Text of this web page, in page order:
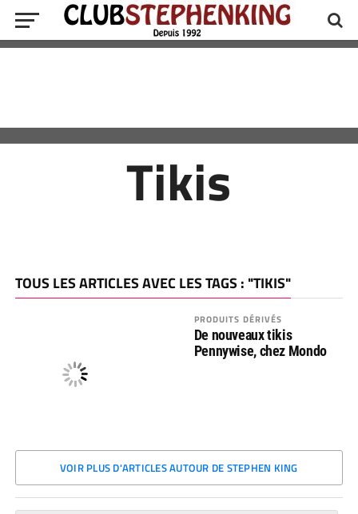
Tikis
TOUS LES ARTICLES AVEC LES TAGS : "TIKIS"
PRODUITS DÉRIVÉS
De nouveaux tikis
Pennywise, chez Mondo
VOIR PLUS D'ARTICLES AUTOUR DE STEPHEN KING